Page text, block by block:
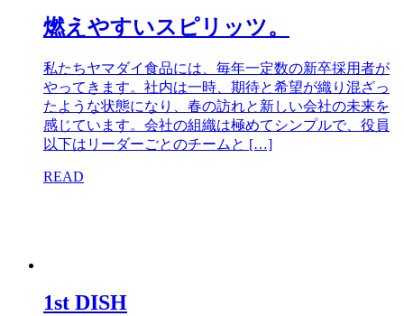
燃えやすいスピリッツ。
私たちヤマダイ食品には、毎年一定数の新卒採用者が
やってきます。社内は一時、期待と希望が織り混ざっ
たような状態になり、春の訪れと新しい会社の未来を
感じています。会社の組織は極めてシンプルで、役員
以下はリーダーごとのチームと […]
READ
1st DISH